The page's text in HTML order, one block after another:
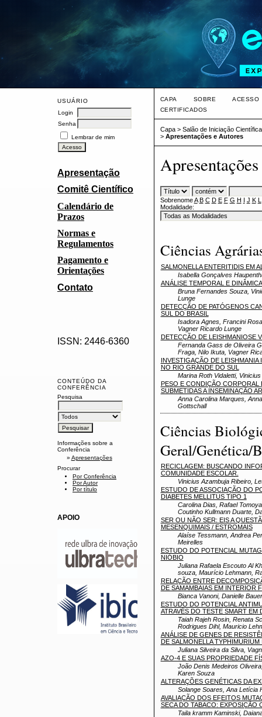
USUÁRIO
Login
Senha
Lembrar de mim
Apresentação
Comitê Científico
Calendário de
Prazos
Normas e
Regulamentos
Pagamento e
Orientações
Contato
ISSN: 2446-6360
CONTEÚDO DA
CONFERÊNCIA
Pesquisa
Informações sobre a
Conferência
» Apresentações
Procurar
Por Conferência
Por Autor
Por título
APOIO
CAPA SOBRE
ACESSO
CERTIFICADOS
Capa> Salão de Iniciação
> Apresentações e Autores
SobrenomeA B C D E F G H I J K L
Modalidade:
Ciências
SALMONELLA ENTERITIDIS EM
Isabella Gonçalves
ANÁLISE TEMPORAL E
Bruna Fernandes Souza,
Lunge
DETECÇÃO DE PATÓGENOS
SUL DO BRASIL
Isadora Agnes, Francini
Vagner Ricardo Lunge
DETECÇÃO DE LEISHMANIOSE
Fernanda Gass de Oliveira
Fraga, Nilo Ikuta, Vagner
INVESTIGAÇÃO DE LEISHMANIA
NO RIO GRANDE DO SUL
Marina Roth Vidaletti,
PESO E CONDIÇÃO CORPORAL
SUBMETIDAS A INSEMINAÇÃO
Anna Carolina Marques,
Gottschall
Ciências
Geral/Genética/
RECICLAGEM: BUSCANDO
COMUNIDADE ESCOLAR.
Vinicius Azambuja Ribeiro,
ESTUDO DE ASSOCIAÇÃO DO
DIABETES MELLITUS TIPO 1
Carolina Dias, Rafael
Coutinho Kullmann Duarte,
SER OU NÃO SER: EIS A
MESENQUIMAIS / ESTROMAIS
Alaíse Tessmann, Andrea
Meirelles
ESTUDO DO POTENCIAL
NIÓBIO
Juliana Rafaela Escouto Al
souza, Maurício Lehmann,
RELAÇÃO ENTRE
DE SAMAMBAIAS EM INTERIOR
Bianca Vanoni, Danielle
ESTUDO DO POTENCIAL
ATRAVÉS DO TESTE SMART EM
Taiah Rajeh Rosin, Renata
Rodrigues Dihl, Mauricio
ANÁLISE DE GENES DE
DE SALMONELLA
Juliana Silveira da Silva,
AZO-4 E SUAS PROPRIEDADE
João Denis Medeiros
Karen Souza
ALTERAÇÕES GENÉTICAS DA
Solange Soares, Ana Letícia
AVALIAÇÃO DOS EFEITOS
SECA DO TABACO: EXPOSIÇÃO
Taila kramm Kaminski,